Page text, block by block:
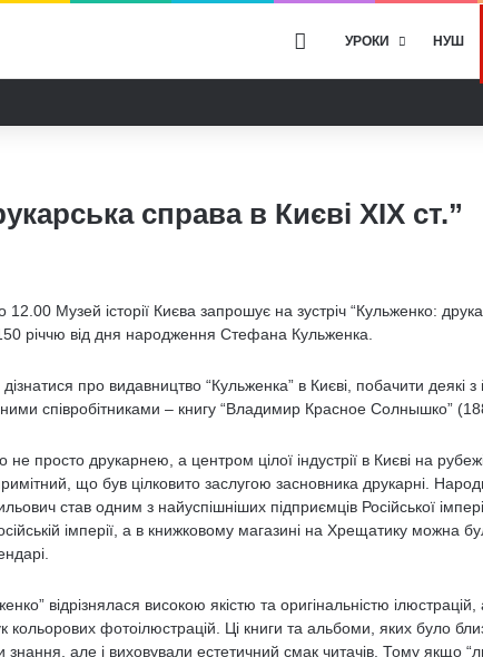
ГОЛОВНА
УРОКИ НУШ
справа в Києві XIX cт.”
Музей історії Києва запрошує на зустріч “Кульженко:
річчю від дня народження Стефана Кульженка.
про видавництво “Кульженка” в Києві, побачити деякі з
співробітниками – книгу “Владимир Красное Солнышко”
просто друкарнею, а центром цілої індустрії в Києві на
що був цілковито заслугою засновника друкарні.
став одним з найуспішніших підприємців Російської
імперії, а в книжковому магазині на Хрещатику можна
відрізнялася високою якістю та оригінальністю
кольорових фотоілюстрацій. Ці книги та альбоми, яких було
але і виховували естетичний смак читачів. Тому якщо